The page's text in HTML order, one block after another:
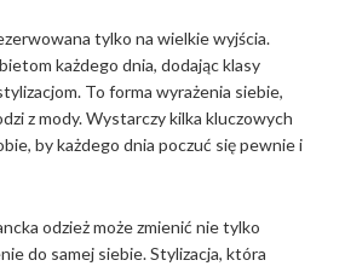
tylko na wielkie wyjścia.
każdego dnia, dodając klasy
To forma wyrażenia siebie,
z mody. Wystarczy kilka kluczowych
by każdego dnia poczuć się pewnie i
odzież może zmienić nie tylko
do samej siebie. Stylizacja, która